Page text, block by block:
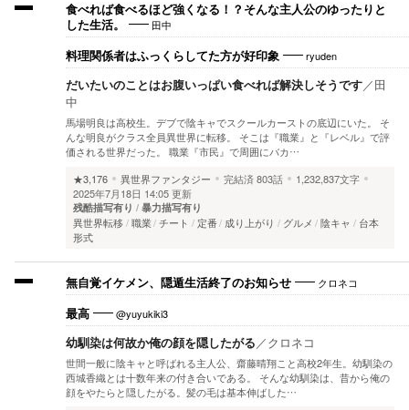
食べれば食べるほど強くなる！？そんな主人公のゆったりと
した生活。
田中
料理関係者はふっくらしてた方が好印象 ryuden
だいたいのことはお腹いっぱい食べれば解決しそうです／田
中
馬場明良は高校生。デブで陰キャでスクールカーストの底辺にいた。 そ
んな明良がクラス全員異世界に転移。 そこは『職業』と『レベル』で評
価される世界だった。 職業『市民』で周囲にバカ…
★3,176
異世界ファンタジー 完結済803話
1,232,837文字
2025年7月18日 14:05 更新
残酷描写有り 暴力描写有り
異世界転移 職業 チート 定番 成り上がり グルメ 陰キャ
台本
形式
無自覚イケメン、隠遁生活終了のお知らせ クロネコ
最高 @yuyukiki3
幼馴染は何故か俺の顔を隠したがる ／クロネコ
世間一般に陰キャと呼ばれる主人公、齋藤晴翔こと高校2年生。幼馴染の
西城香織とは十数年来の付き合いである。 そんな幼馴染は、昔から俺の
顔をやたらと隠したがる。髪の毛は基本伸ばした…